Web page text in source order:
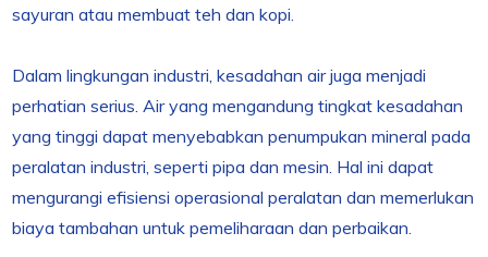
sayuran atau membuat teh dan kopi.
Dalam lingkungan industri, kesadahan air juga menjadi
perhatian serius. Air yang mengandung tingkat kesadahan
yang tinggi dapat menyebabkan penumpukan mineral pada
peralatan industri, seperti pipa dan mesin. Hal ini dapat
mengurangi efisiensi operasional peralatan dan memerlukan
biaya tambahan untuk pemeliharaan dan perbaikan.